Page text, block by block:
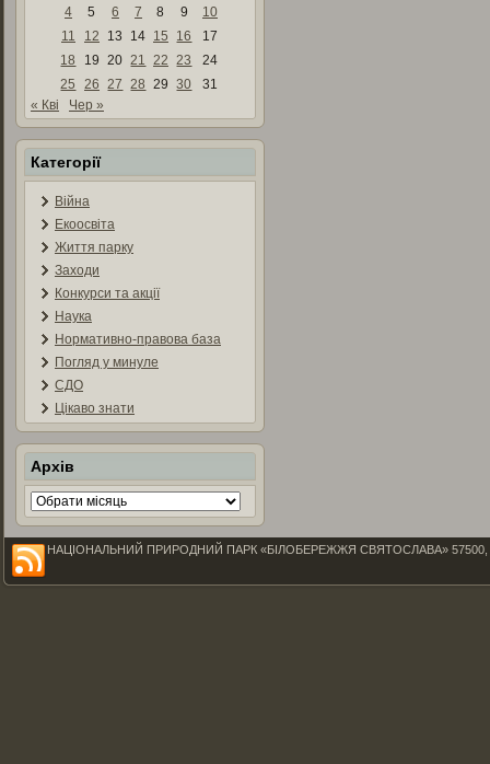
4
5 6 7 8 9
10
11
12 13 14 15 16
17
18
19 20 21 22 23
24
25
26 27 28 29 30
31
« Кві
Чер »
Категорії
Війна
Екоосвіта
Життя парку
Заходи
Конкурси та акції
Наука
Нормативно-правова база
Погляд у минуле
СДО
Цікаво знати
Архів
Архів
НАЦІОНАЛЬНИЙ ПРИРОДНИЙ ПАРК «БІЛОБЕРЕЖЖЯ СВЯТОСЛАВА» 57500,